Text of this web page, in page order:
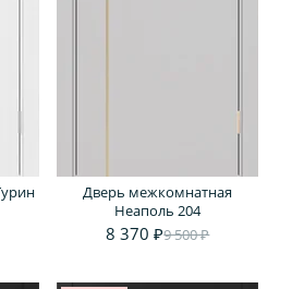
Дверь межкомнатная
Неаполь 204
8 370 ₽9 500 ₽